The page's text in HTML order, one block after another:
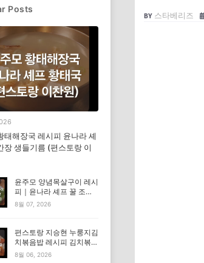
스타베리즈
Posts
태해장국 레시피 윤나라 셰
장 생들기름 (편스토랑 이
윤주모 양념목살구이 레시
피｜윤나라 셰프 꿀 조선
간장 정보 (편스토랑 이찬
8월 07, 2026
편스토랑 지승현 누룽지김
치볶음밥 레시피 김치볶음
밥 만드는법
8월 06, 2026